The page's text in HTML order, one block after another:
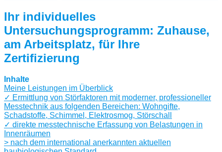
Ihr individuelles
Untersuchungsprogramm: Zuhause,
am Arbeitsplatz, für Ihre
Zertifizierung
Inhalte
Meine Leistungen im Überblick
✓ Ermittlung von Störfaktoren mit moderner, professioneller
Messtechnik aus folgenden Bereichen: Wohngifte,
Schadstoffe, Schimmel, Elektrosmog, Störschall
✓ direkte messtechnische Erfassung von Belastungen in
Innenräumen
> nach dem international anerkannten aktuellen